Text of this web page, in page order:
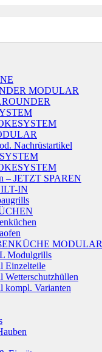
MODULAR
Nachrüstartikel
– JETZT SPAREN
IN
MODULAR
Modulgrills
Einzelteile
kompl. Varianten